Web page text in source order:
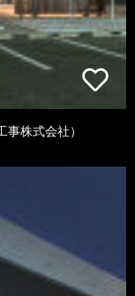
株式会社）